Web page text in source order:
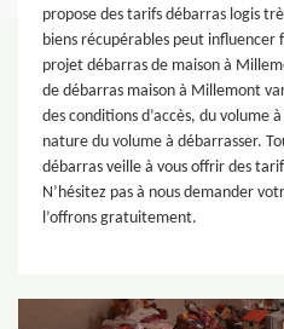
propose des tarifs débarras logis
biens récupérables peut
projet débarras de maison à
de débarras maison à Millemont
des conditions d’accès, du volume
nature du volume à débarrasser.
débarras veille à vous offrir des
N’hésitez pas à nous demander
l’offrons gratuitement.